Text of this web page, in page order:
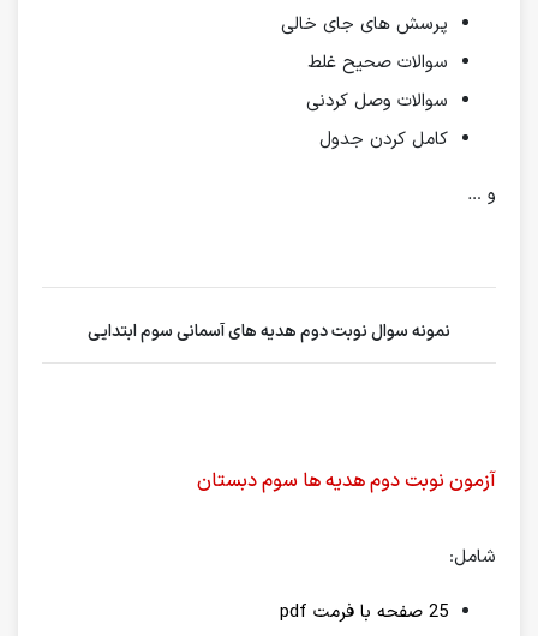
پرسش های جای خالی
سوالات صحیح غلط
سوالات وصل کردنی
کامل کردن جدول
و …
نمونه سوال نوبت دوم هدیه های آسمانی سوم ابتدایی
آزمون نوبت دوم هدیه‌ ها سوم دبستان
شامل:
25 صفحه با فرمت pdf